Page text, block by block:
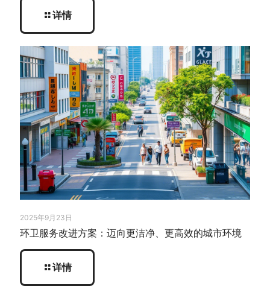
详情
2025年9月23日
环卫服务改进方案：迈向更洁净、更高效的城市环境
详情